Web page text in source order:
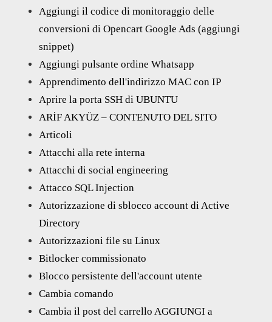
Aggiungi il codice di monitoraggio delle
conversioni di Opencart Google Ads (aggiungi
snippet)
Aggiungi pulsante ordine Whatsapp
Apprendimento dell'indirizzo MAC con IP
Aprire la porta SSH di UBUNTU
ARİF AKYÜZ – CONTENUTO DEL SITO
Articoli
Attacchi alla rete interna
Attacchi di social engineering
Attacco SQL Injection
Autorizzazione di sblocco account di Active
Directory
Autorizzazioni file su Linux
Bitlocker commissionato
Blocco persistente dell'account utente
Cambia comando
Cambia il post del carrello AGGIUNGI a